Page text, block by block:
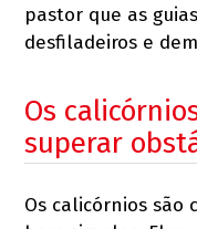
pastor que as
desfiladeiros e
Os
superar
Os calicórnios são